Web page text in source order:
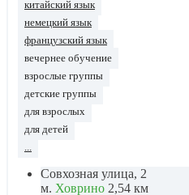
китайский язык
немецкий язык
французский язык
вечернее обучение
взрослые группы
детские группы
для взрослых
для детей
...
Совхозная улица, 2
м. Ховрино 2,54 км